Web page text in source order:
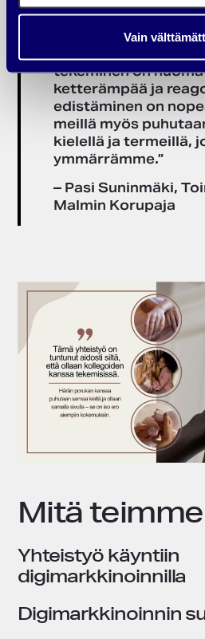
Vain
josta saa oman
tekijöillä on kasvot.
tekeminen on
ketterämpää ja
edistäminen on
meillä myös
kielellä ja termeillä,
ymmärrämme.”
– Pasi Suninmäki,
Malmin Korupaja
Mitä teimme
Yhteistyö käyntiin
digimarkkinoinnilla
Digimarkkinoinnin